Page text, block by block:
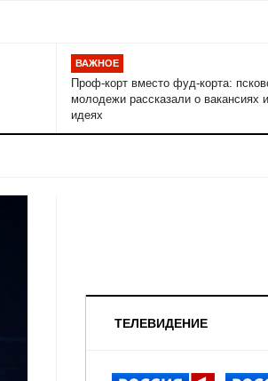
ВАЖНОЕ
Проф-корт вместо фуд-корта:
молодежи рассказали о вакансиях
идеях
ТЕЛЕВИДЕНИЕ